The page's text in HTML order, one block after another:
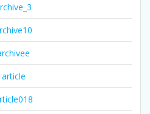
article